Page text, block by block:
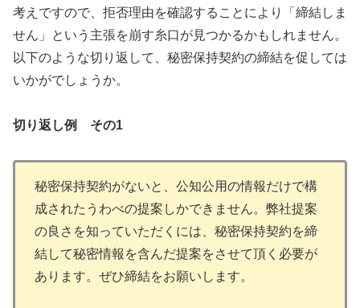
考えですので、拒否理由を確認することにより「締結しま
せん」という主張を崩す糸口が見つかるかもしれません。
以下のような切り返して、秘密保持契約の締結を促しては
いかがでしょうか。
切り返し例 その1
秘密保持契約がないと、公知公用の情報だけで構
成されたうわべの提案しかできません。弊社提案
の良さを知っていただくには、秘密保持契約を締
結して秘密情報を含んだ提案をさせて頂く必要が
あります。ぜひ締結をお願いします。